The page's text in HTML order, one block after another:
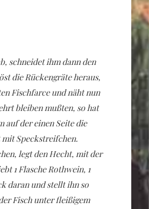
schneidet ihm dann den
die Rückengräte heraus,
Fischfarce und näht nun
bleiben mußten, so hat
auf der einen Seite die
mit Speckstreifchen.
legt den Hecht, mit der
1 Flasche Rothwein, 1
daran und stellt ihn so
Fisch unter fleißigem